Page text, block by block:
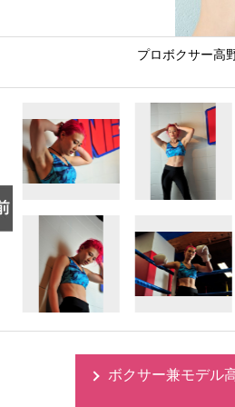
プロボクサー高
ボクサー兼モデル